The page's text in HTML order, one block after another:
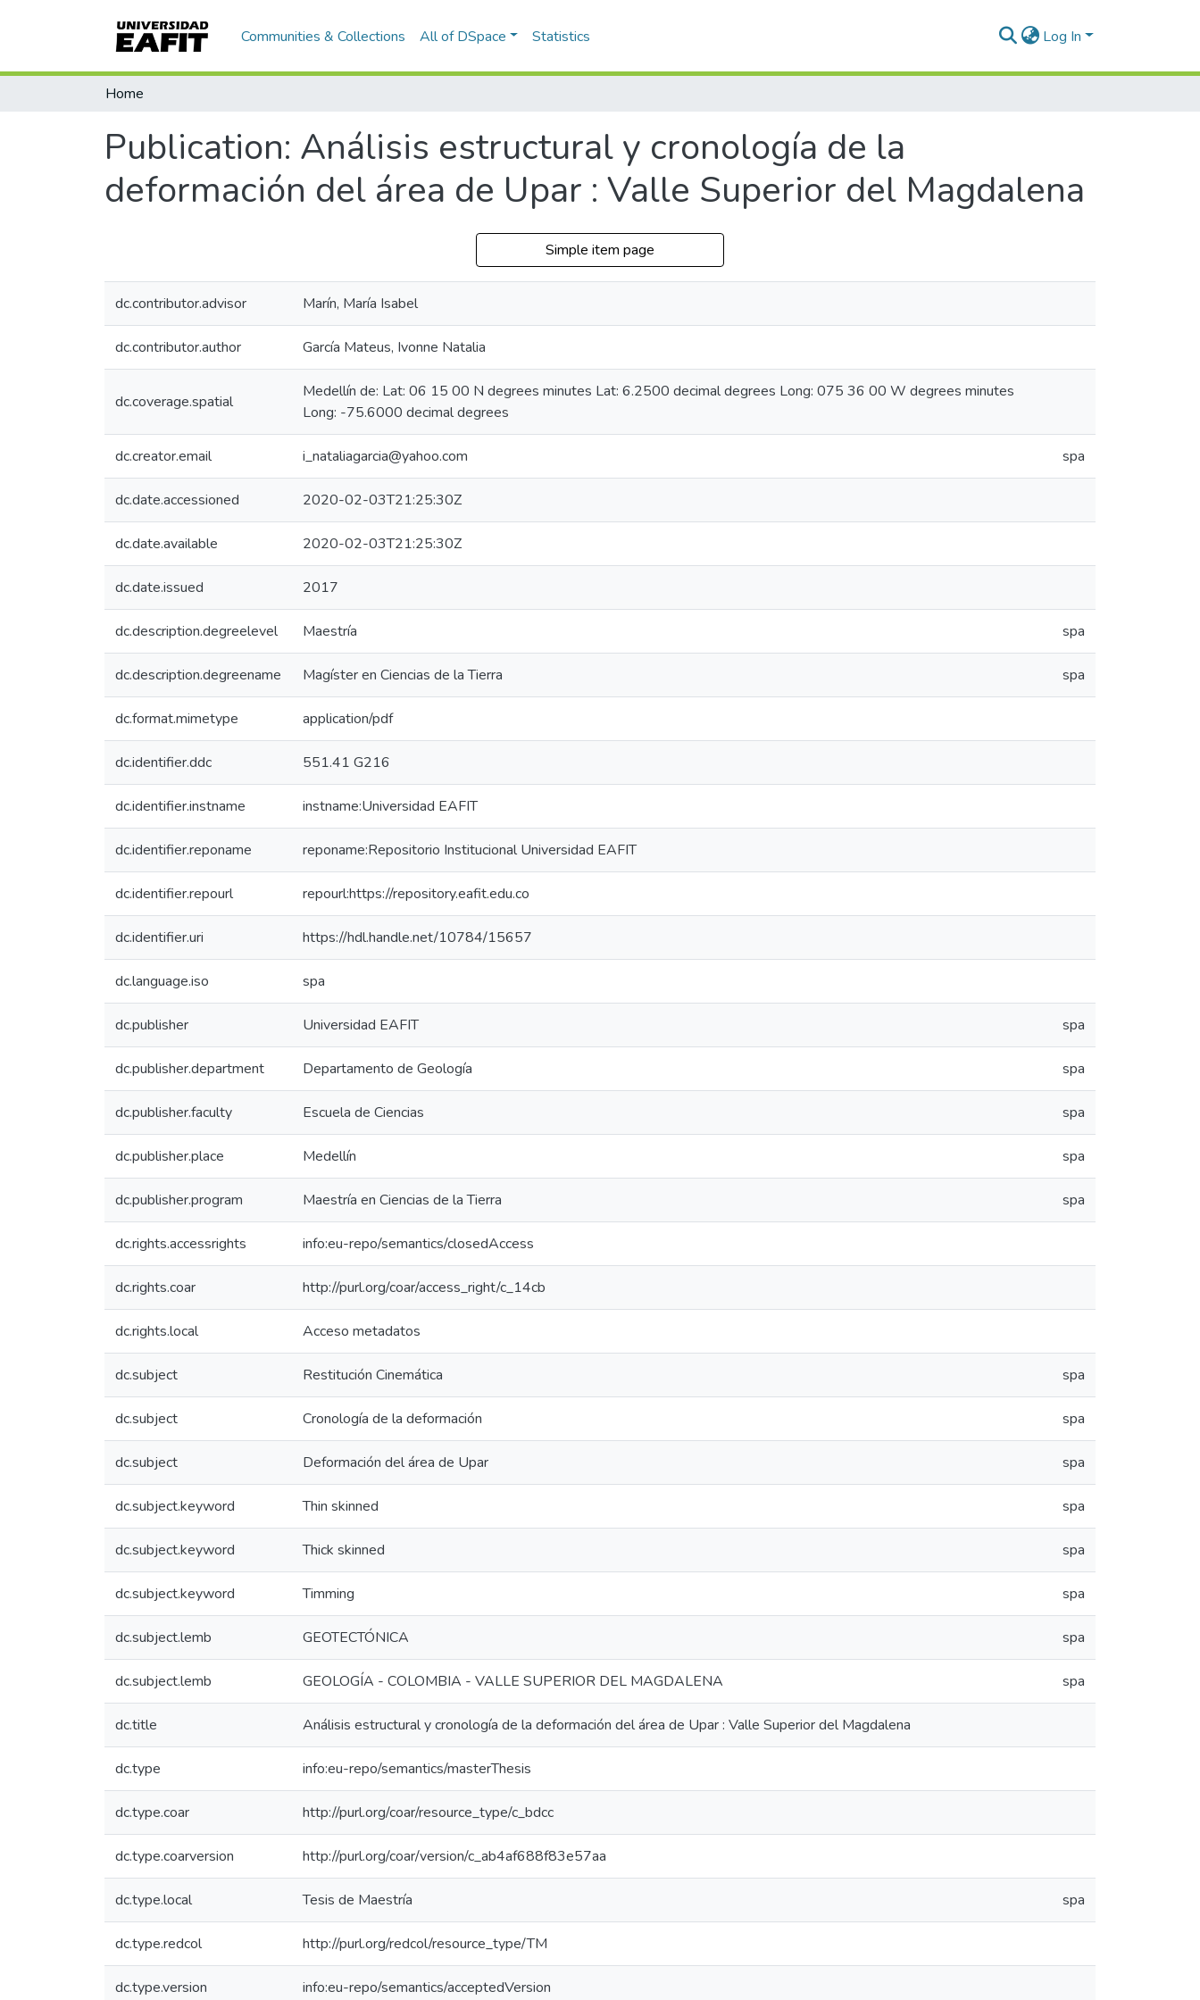
Communities & Collections All of DSpace Statistics Log In
Home
Publication: Análisis estructural y cronología de la
deformación del área de Upar : Valle Superior del Magdalena
Simple item page
dc.contributor.advisor Marín, María Isabel
dc.contributor.author García Mateus, Ivonne Natalia
dc.coverage.spatial
Medellín de: Lat: 06 15 00 N degrees minutes Lat: 6.2500 decimal degrees Long: 075 36 00 W degrees minutes
Long: -75.6000 decimal degrees
dc.creator.email i_nataliagarcia@yahoo.com spa
dc.date.accessioned 2020-02-03T21:25:30Z
dc.date.available 2020-02-03T21:25:30Z
dc.date.issued 2017
dc.description.degreelevel Maestría spa
dc.description.degreename Magíster en Ciencias de la Tierra spa
dc.format.mimetype application/pdf
dc.identifier.ddc 551.41 G216
dc.identifier.instname instname:Universidad EAFIT
dc.identifier.reponame reponame:Repositorio Institucional Universidad EAFIT
dc.identifier.repourl repourl:https://repository.eafit.edu.co
dc.identifier.uri https://hdl.handle.net/10784/15657
dc.language.iso spa
dc.publisher Universidad EAFIT spa
dc.publisher.department Departamento de Geología spa
dc.publisher.faculty Escuela de Ciencias spa
dc.publisher.place Medellín spa
dc.publisher.program Maestría en Ciencias de la Tierra spa
dc.rights.accessrights info:eu-repo/semantics/closedAccess
dc.rights.coar http://purl.org/coar/access_right/c_14cb
dc.rights.local Acceso metadatos
dc.subject Restitución Cinemática spa
dc.subject Cronología de la deformación spa
dc.subject Deformación del área de Upar spa
dc.subject.keyword Thin skinned spa
dc.subject.keyword Thick skinned spa
dc.subject.keyword Timming spa
dc.subject.lemb GEOTECTÓNICA spa
dc.subject.lemb GEOLOGÍA - COLOMBIA - VALLE SUPERIOR DEL MAGDALENA spa
dc.title Análisis estructural y cronología de la deformación del área de Upar : Valle Superior del Magdalena
dc.type info:eu-repo/semantics/masterThesis
dc.type.coar http://purl.org/coar/resource_type/c_bdcc
dc.type.coarversion http://purl.org/coar/version/c_ab4af688f83e57aa
dc.type.local Tesis de Maestría spa
dc.type.redcol http://purl.org/redcol/resource_type/TM
dc.type.version info:eu-repo/semantics/acceptedVersion